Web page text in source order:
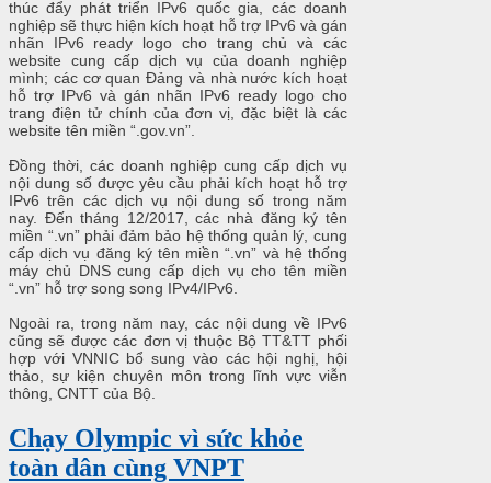
thúc đẩy phát triển IPv6 quốc gia, các doanh
nghiệp sẽ thực hiện kích hoạt hỗ trợ IPv6 và gán
nhãn IPv6 ready logo cho trang chủ và các
website cung cấp dịch vụ của doanh nghiệp
mình; các cơ quan Đảng và nhà nước kích hoạt
hỗ trợ IPv6 và gán nhãn IPv6 ready logo cho
trang điện tử chính của đơn vị, đặc biệt là các
website tên miền “.gov.vn”.
Đồng thời, các doanh nghiệp cung cấp dịch vụ
nội dung số được yêu cầu phải kích hoạt hỗ trợ
IPv6 trên các dịch vụ nội dung số trong năm
nay. Đến tháng 12/2017, các nhà đăng ký tên
miền “.vn” phải đảm bảo hệ thống quản lý, cung
cấp dịch vụ đăng ký tên miền “.vn” và hệ thống
máy chủ DNS cung cấp dịch vụ cho tên miền
“.vn” hỗ trợ song song IPv4/IPv6.
Ngoài ra, trong năm nay, các nội dung về IPv6
cũng sẽ được các đơn vị thuộc Bộ TT&TT phối
hợp với VNNIC bổ sung vào các hội nghị, hội
thảo, sự kiện chuyên môn trong lĩnh vực viễn
thông, CNTT của Bộ.
Chạy Olympic vì sức khỏe
toàn dân cùng VNPT